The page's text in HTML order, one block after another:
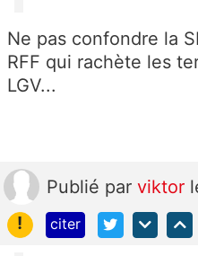
Ne pas confondre la
RFF qui rachète les
LGV...
Publié par viktor
!
citer